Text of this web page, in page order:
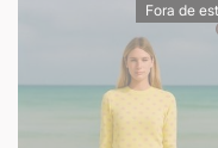
Fora de